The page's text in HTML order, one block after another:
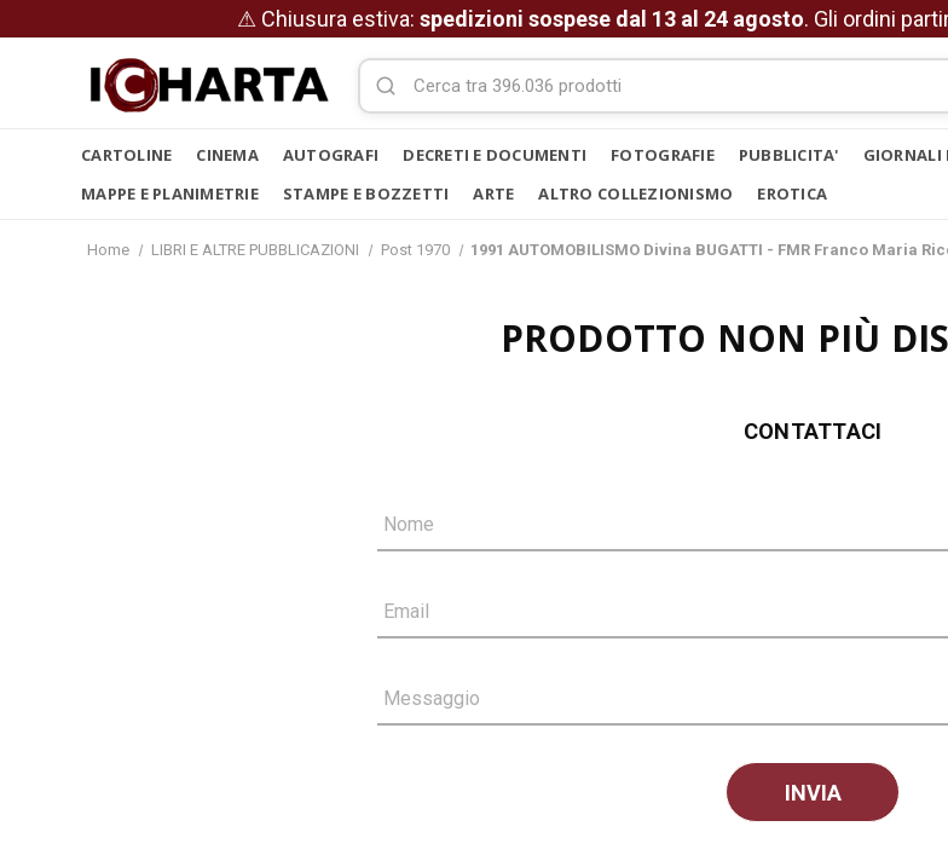
⚠ Chiusura estiva: spedizioni sospese dal 13 al 24 agosto. Gli ordini
CARTOLINE CINEMA AUTOGRAFI DECRETI E DOCUMENTI FOTOGRAFIE PUBBLICITA' GIORNALI
MAPPE E PLANIMETRIE
STAMPE E BOZZETTI ARTE ALTRO COLLEZIONISMO EROTICA
Home LIBRI E ALTRE PUBBLICAZIONI Post 1970 1991 AUTOMOBILISMO Divina BUGATTI - FMR Franco Maria
PRODOTTO NON PIÙ
CONTATTACI
Nome
Email
Messaggio